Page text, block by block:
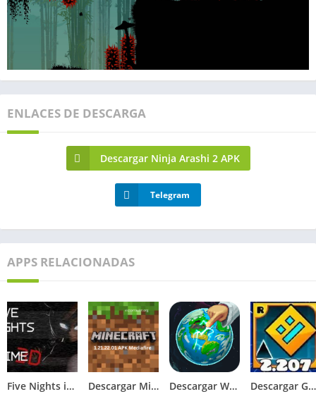
ENLACES DE DESCARGA
Descargar Ninja Arashi 2 APK
Telegram
APPS RELACIONADAS
Five Nights in Anime 3D APK 2026 para Android Descargar Minecraft 1.21.22.01 APK Mediafire Descargar WorldBox Premium APK Todo Desbloqueado 2026 Descargar Geometry Dash 2.207 APK 2026 Todo Desbloqueado